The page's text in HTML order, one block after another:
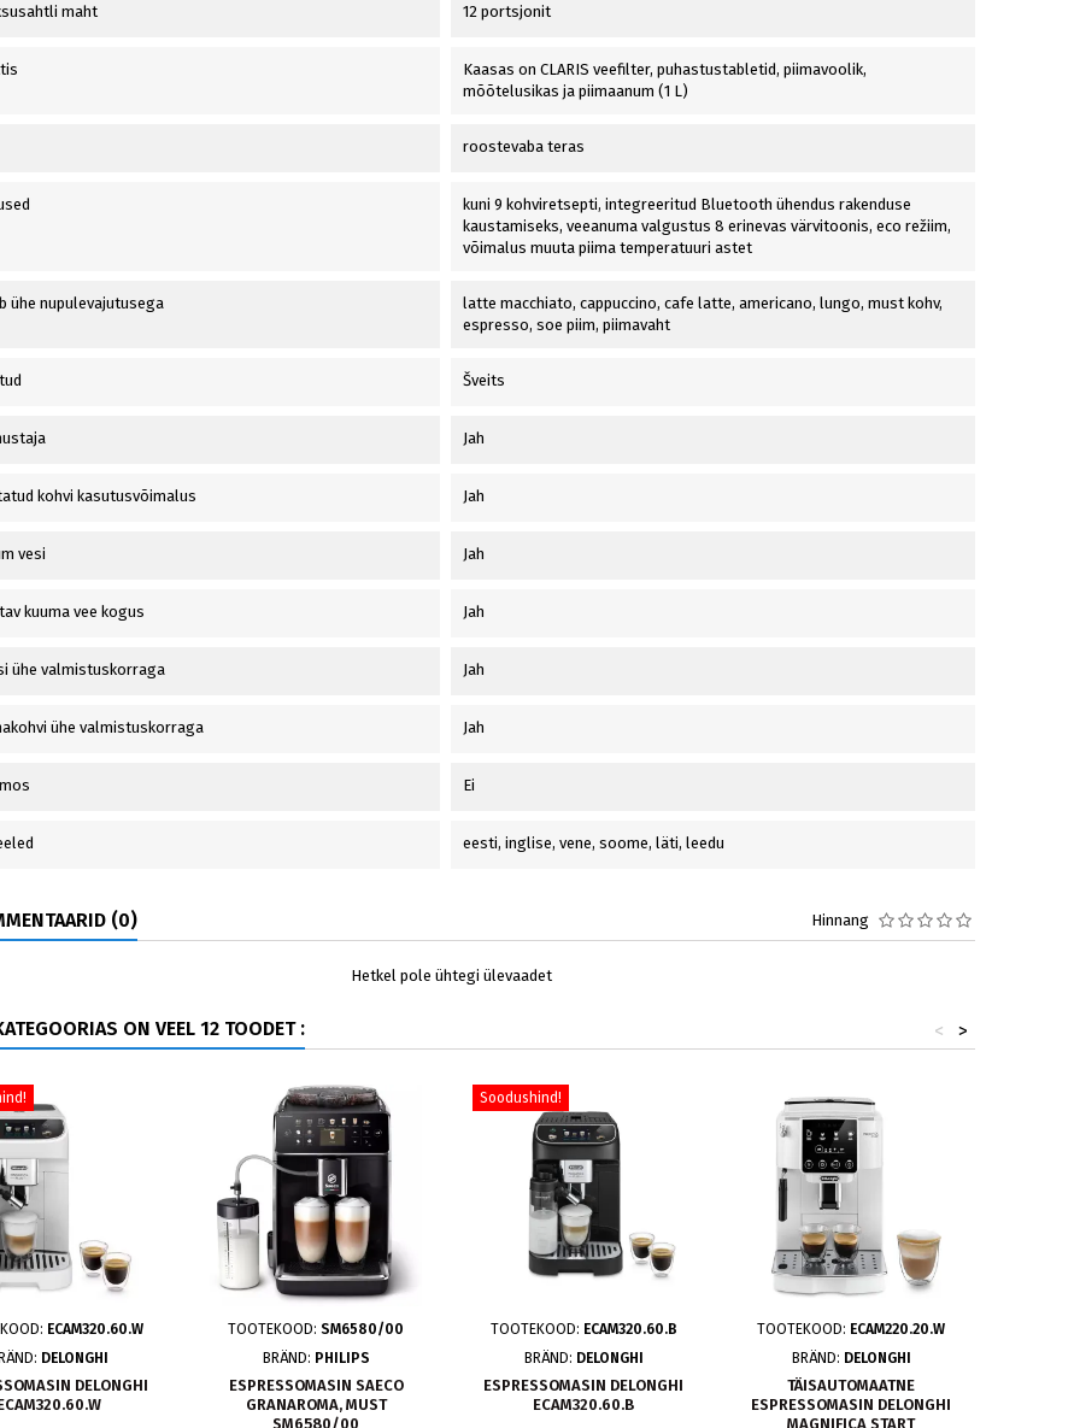
maht 12 portsjonit
Kaasas on CLARIS veefilter, puhastustabletid, piimavoolik,
mõõtelusikas ja piimaanum (1 L)
roostevaba teras
kuni 9 kohviretsepti, integreeritud Bluetooth ühendus rakenduse
kaustamiseks, veeanuma valgustus 8 erinevas värvitoonis, eco režiim,
võimalus muuta piima temperatuuri astet
ühe nupulevajutusega
latte macchiato, cappuccino, cafe latte, americano, lungo, must kohv,
espresso, soe piim, piimavaht
Šveits
Jah
kohvi kasutusvõimalus Jah
vesi Jah
kuuma vee kogus Jah
ühe valmistuskorraga Jah
ühe valmistuskorraga Jah
Ei
eesti, inglise, vene, soome, läti, leedu
(0) Hinnang
Hetkel pole ühtegi ülevaadet
ON VEEL 12 TOODET : >
<
ECAM320.60.W
DELONGHI
DELONGHI
TOOTEKOOD: SM6580/00
BRÄND: PHILIPS
ESPRESSOMASIN SAECO
GRANAROMA, MUST
SM6580/00
Soodushind!
TOOTEKOOD: ECAM320.60.B
BRÄND: DELONGHI
ESPRESSOMASIN DELONGHI
ECAM320.60.B
TOOTEKOOD: ECAM220.20.W
BRÄND: DELONGHI
TÄISAUTOMAATNE
ESPRESSOMASIN DELONGHI
MAGNIFICA START